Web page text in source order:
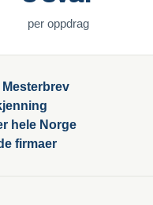
per oppdrag
Mesterbrev
hele Norge
firmaer